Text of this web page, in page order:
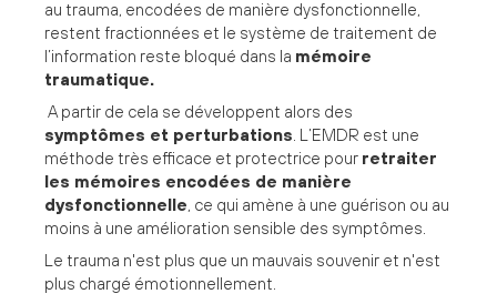
au trauma, encodées de manière dysfonctionnelle,
restent fractionnées et le système de traitement de
l’information reste bloqué dans la mémoire
traumatique.
A partir de cela se développent alors des
symptômes et perturbations . L’EMDR est une
méthode très efficace et protectrice pour retraiter
les mémoires encodées de manière
dysfonctionnelle, ce qui amène à une guérison ou au
moins à une amélioration sensible des symptômes.
Le trauma n'est plus que un mauvais souvenir et n'est
plus chargé émotionnellement.